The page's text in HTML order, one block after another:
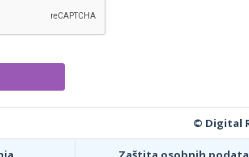
© Digital